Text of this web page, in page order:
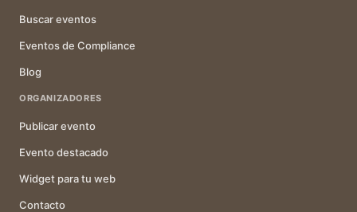
Buscar eventos
Eventos de Compliance
Blog
ORGANIZADORES
Publicar evento
Evento destacado
Widget para tu web
Contacto